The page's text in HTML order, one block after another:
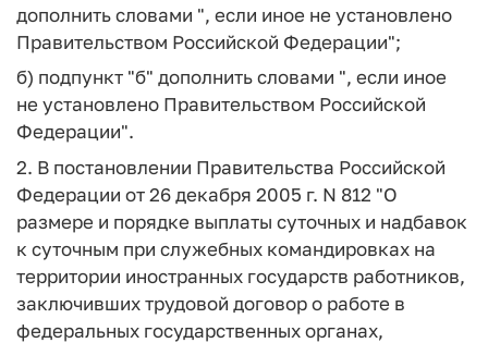
дополнить словами ", если иное не установлено
Правительством Российской Федерации";
б) подпункт "б" дополнить словами ", если иное
не установлено Правительством Российской
Федерации".
2. В постановлении Правительства Российской
Федерации от 26 декабря 2005 г. N 812 "О
размере и порядке выплаты суточных и надбавок
к суточным при служебных командировках на
территории иностранных государств работников,
заключивших трудовой договор о работе в
федеральных государственных органах,